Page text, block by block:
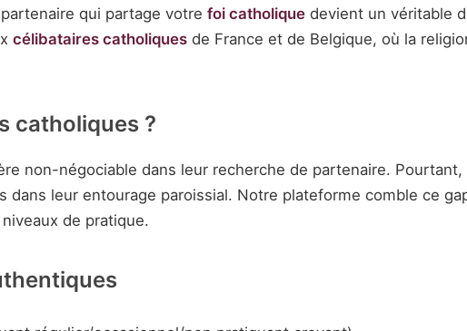
qui partage votre foi catholique devient un véritable
célibataires catholiques de France et de Belgique, où la
catholiques ?
non-négociable dans leur recherche de partenaire. Pourtant,
leur entourage paroissial. Notre plateforme comble ce
de pratique.